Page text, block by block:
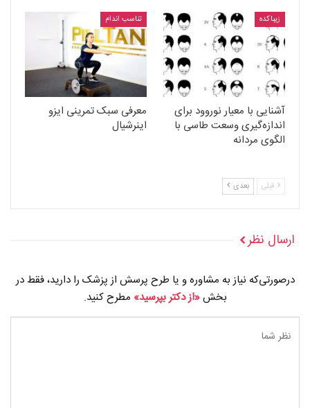
زیباکده
آشنایی با معیار نوروود برای
اندازه‌گیری وسعت طاسی با
الگوی مردانه
تناسب اندام
معرفی سبک تمرینی ایزو
اینرشیال
قبلی بعدی
ارسال نظر
درصورتی‌که نیاز به مشاوره و یا طرح پرسش از پزشک را دارید، فقط در
بخش«از دکتر بپرسید» مطرح کنید.